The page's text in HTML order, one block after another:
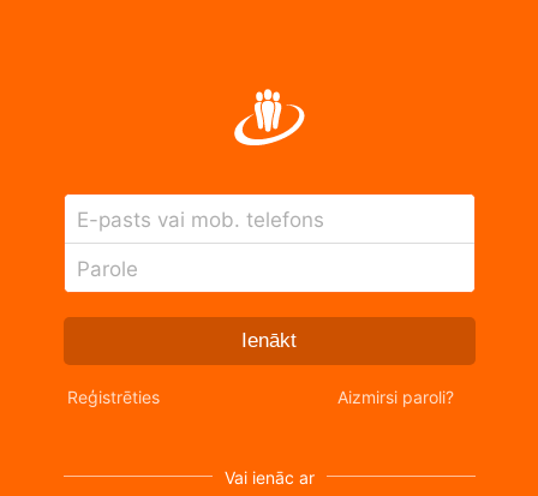
E-pasts vai mob. telefons
Parole
Ienākt
Reģistrēties Aizmirsi paroli?
Vai ienāc ar